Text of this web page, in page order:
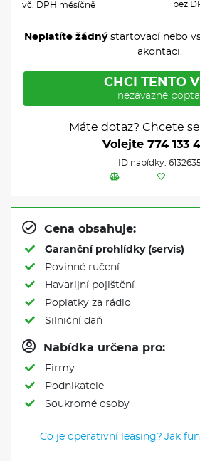
vč. DPH měsíčně bez
Neplatíte žádnýstartovací nebo
akontaci.
CHCI TENTO
nezávazně
Máte dotaz? Chcete
Volejte 774 133
ID nabídky:
Cena obsahuje:
Garanční prohlídky (servis)
Povinné ručení
Havarijní pojištění
Poplatky za rádio
Silniční daň
Nabídka určena pro:
Firmy
Podnikatele
Soukromé osoby
Co je operativní leasing? Jak